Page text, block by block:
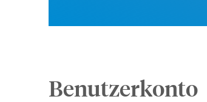
Benutzerkonto